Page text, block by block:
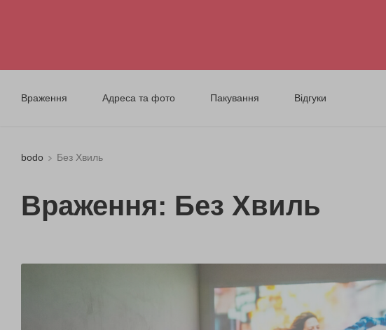
Враження Адреса та фото Пакування Відгуки
bodo Без Хвиль
Враження: Без Хвиль